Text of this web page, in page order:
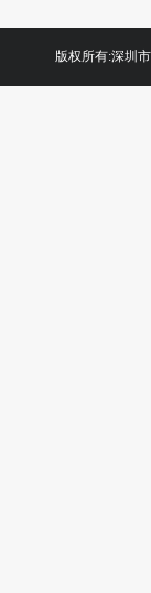
版权所有:深圳